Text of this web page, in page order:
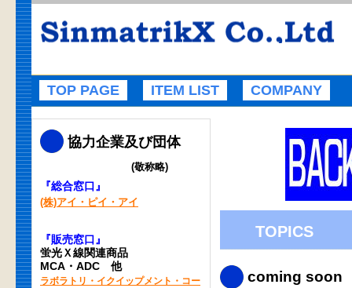
TOPICS
coming soon
TOP PAGE ITEM LIST COMPANY
協力企業及び団体
(敬称略)
『総合窓口』
(株)アイ・ピイ・アイ
『販売窓口』
蛍光Ｘ線関連商品
MCA・ADC 他
ラボラトリ・イクイップメント・コー